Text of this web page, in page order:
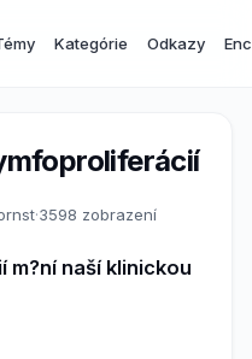
Kategórie Odkazy
·3598 zobrazení
naší klinickou